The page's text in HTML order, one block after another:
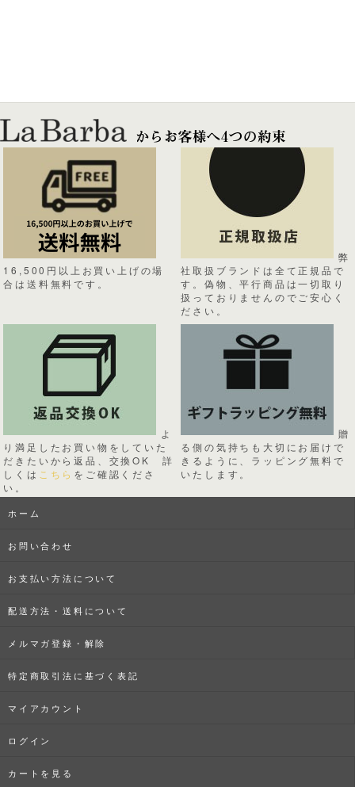
16,500円以上お買い上げの場
合は送料無料です。
弊
社取扱ブランドは全て正規品で
す。偽物、平行商品は一切取り
扱っておりませんのでご安心く
ださい。
よ
り満足したお買い物をしていた
だきたいから返品、交換OK 詳
しくは こちら をご確認くださ
い。
贈
る側の気持ちも大切にお届けで
きるように、ラッピング無料で
いたします。
ホーム
お問い合わせ
お支払い方法について
配送方法・送料について
メルマガ登録・解除
特定商取引法に基づく表記
マイアカウント
ログイン
カートを見る